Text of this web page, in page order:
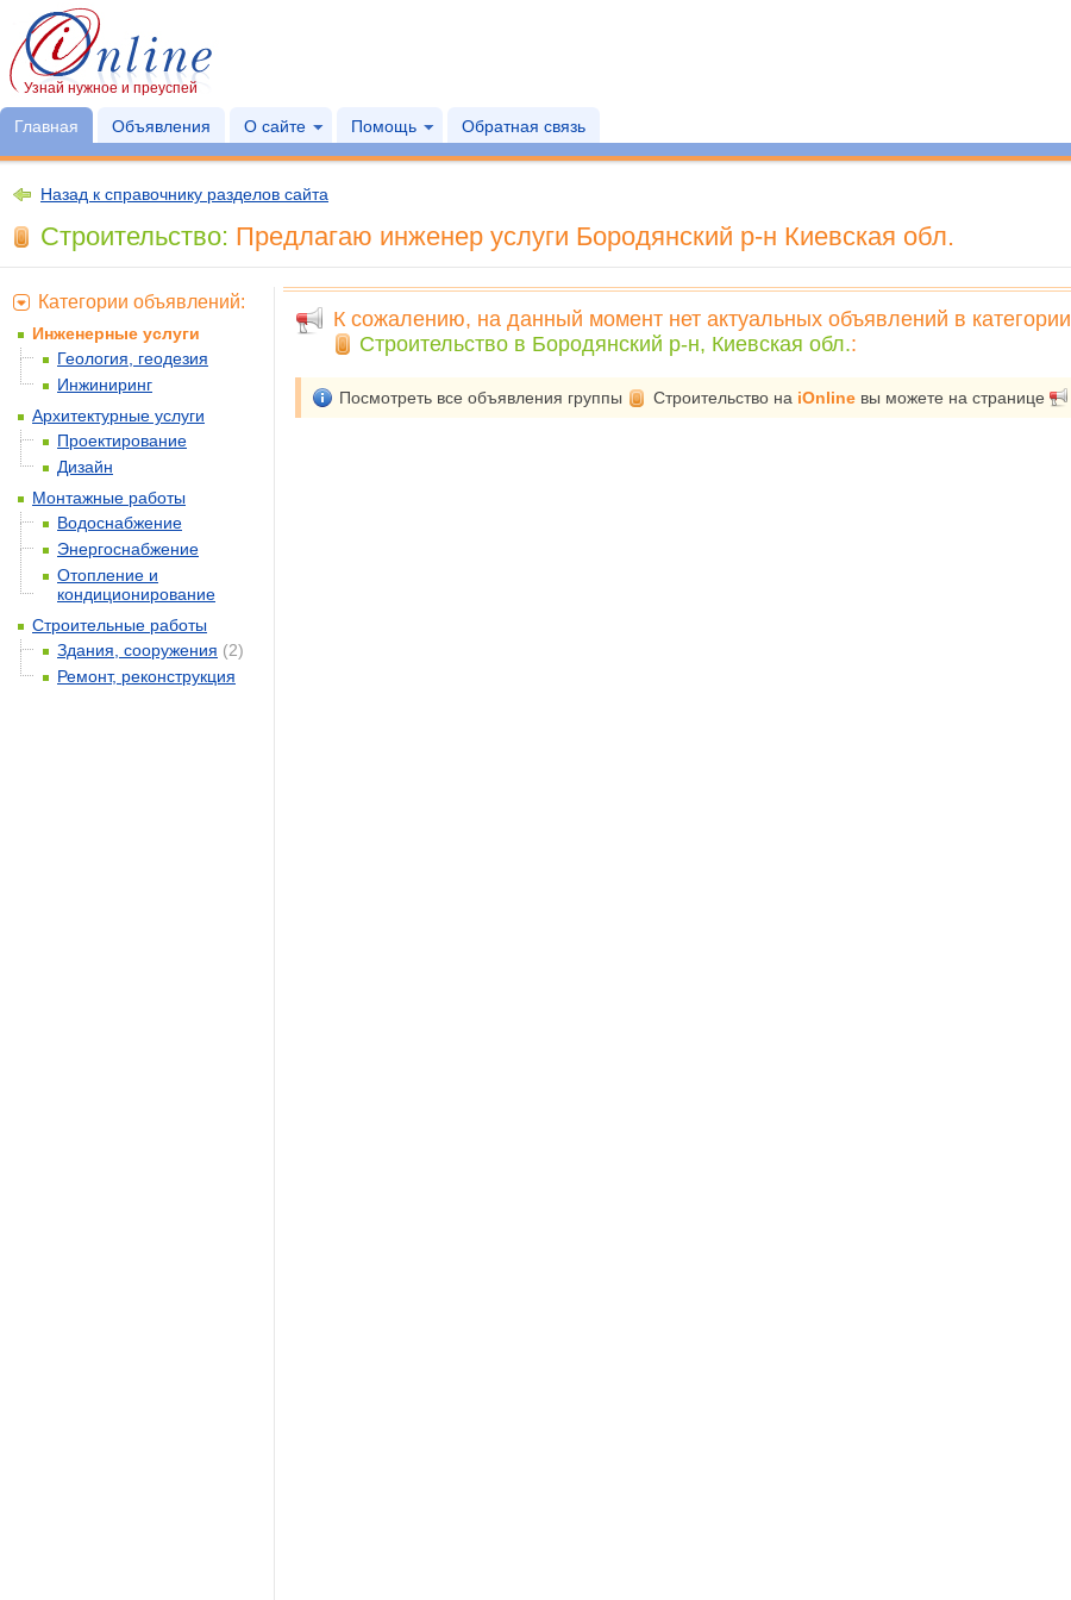
Узнай нужное и преуспей
Главная Объявления О сайте Помощь Обратная связь
Назад к справочнику разделов сайта
Строительство: Предлагаю инженер услуги Бородянский р-н Киевская обл.
К сожалению, на данный момент нет актуальных объявлений в категории
Строительство в Бородянский р-н, Киевская обл.:
Посмотреть все объявления группы Строительство на iOnline вы можете на странице
Категории объявлений:
Инженерные услуги
Геология, геодезия
Инжиниринг
Архитектурные услуги
Проектирование
Дизайн
Монтажные работы
Водоснабжение
Энергоснабжение
Отопление и
кондиционирование
Строительные работы
Здания, сооружения (2)
Ремонт, реконструкция